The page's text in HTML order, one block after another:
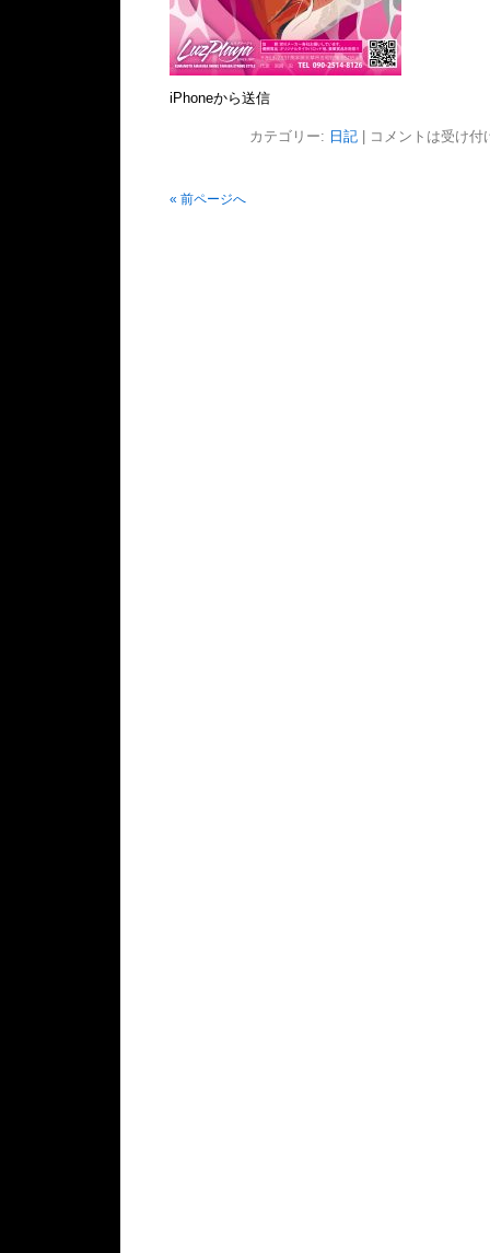
iPhoneから送信
カテゴリー: 日記| コメントは受け付
« 前ページへ